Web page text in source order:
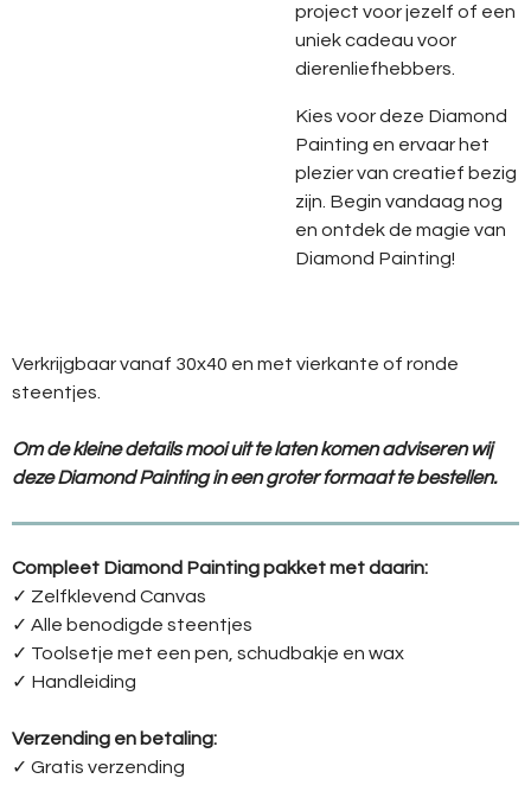
project voor jezelf of een
uniek cadeau voor
dierenliefhebbers.
Kies voor deze Diamond
Painting en ervaar het
plezier van creatief bezig
zijn. Begin vandaag nog
en ontdek de magie van
Diamond Painting!
Verkrijgbaar vanaf 30x40 en met vierkante of ronde
steentjes.
Om de kleine details mooi uit te laten komen adviseren wij
deze Diamond Painting in een groter formaat te bestellen.
Compleet Diamond Painting pakket met daarin:
✓ Zelfklevend Canvas
✓ Alle benodigde steentjes
✓ Toolsetje met een pen, schudbakje en wax
✓ Handleiding
Verzending en betaling:
✓ Gratis verzending